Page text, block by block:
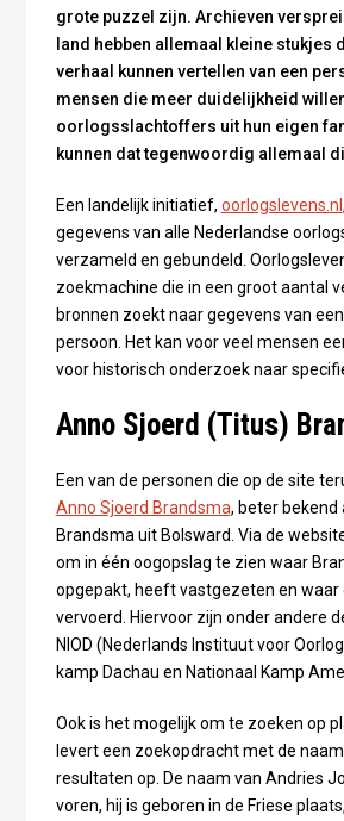
grote puzzel zijn. Archieven
land hebben allemaal kleine stukjes
verhaal kunnen vertellen van een
mensen die meer duidelijkheid
oorlogsslachtoffers uit hun eigen
kunnen dat tegenwoordig allemaal
Een landelijk initiatief, oorlogslevens.nl
gegevens van alle Nederlandse
verzameld en gebundeld.
zoekmachine die in een groot aantal
bronnen zoekt naar gegevens van
persoon. Het kan voor veel mensen
voor historisch onderzoek naar
Anno Sjoerd (Titus)
Een van de personen die op de site
Anno Sjoerd Brandsma, beter bekend
Brandsma uit Bolsward. Via de
om in één oogopslag te zien waar
opgepakt, heeft vastgezeten en waar
vervoerd. Hiervoor zijn onder andere
NIOD (Nederlands Instituut voor
kamp Dachau en Nationaal Kamp
Ook is het mogelijk om te zoeken op
levert een zoekopdracht met de naam
resultaten op. De naam van Andries
voren, hij is geboren in de Friese